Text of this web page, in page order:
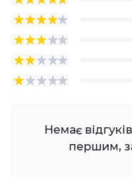
Немає
першим,